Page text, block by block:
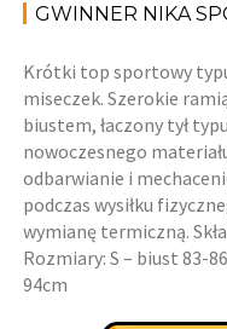
GWINNER NIKA
Krótki top sportowy
miseczek. Szerokie
biustem, łaczony tył
nowoczesnego
odbarwianie i
podczas wysiłku
wymianę termiczną.
Rozmiary: S – biust 83-
94cm